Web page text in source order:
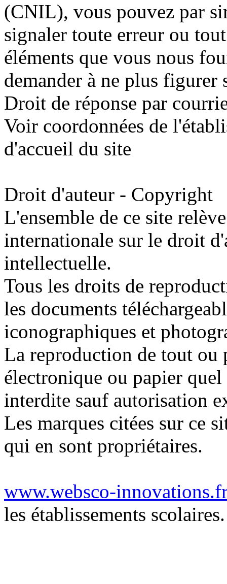
(CNIL), vous pouvez par
signaler toute erreur ou
éléments que vous nous
demander à ne plus
Droit de réponse par
Voir coordonnées de
d'accueil du site
Droit d'auteur - Copyright
L'ensemble de ce site
internationale sur le droit
intellectuelle.
Tous les droits de
les documents
iconographiques et
La reproduction de tout ou
électronique ou papier
interdite sauf autorisation
Les marques citées sur ce
qui en sont propriétaires.
www.websco-
les établissements scolaires.